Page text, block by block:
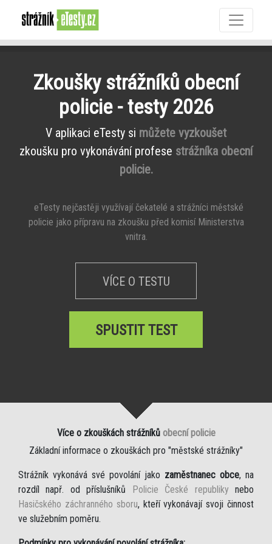
Zkoušky strážníků obecní
policie - testy 2026
V aplikaci eTesty si můžete vyzkoušet
zkoušku pro vykonávání profese strážníka obecní
policie.
eTesty nejčastěji využívají čekatelé a strážníci městské
policie jako přípravu na zkoušku před komisí Ministerstva
vnitra.
VÍCE O TESTU
SPUSTIT TEST
Více o zkouškách strážníků obecní policie
Základní informace o zkouškách pro "městské strážníky"
Strážník vykonává své povolání jako zaměstnanec obce, na
rozdíl např. od příslušníků
Policie České republiky nebo
Hasičského záchranného sboru, kteří vykonávají svoji činnost
ve služebním poměru.